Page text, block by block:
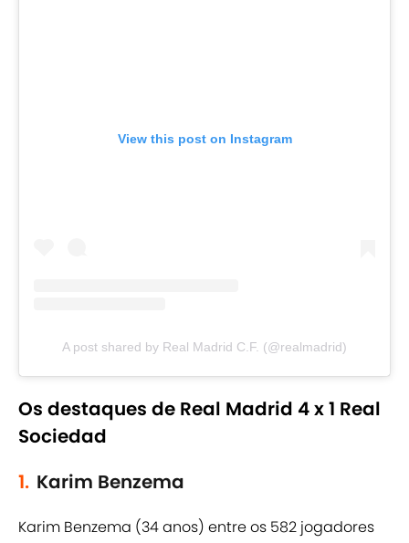
View this post on Instagram
A post shared by Real Madrid C.F. (@realmadrid)
Os destaques de Real Madrid 4 x 1 Real
Sociedad
1. Karim Benzema
Karim Benzema (34 anos) entre os 582 jogadores